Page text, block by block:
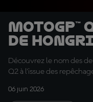
MotoGP™
de
Découvrez le nom des
Q2 à l'issue des
06 juin 2026